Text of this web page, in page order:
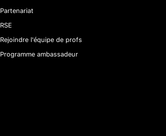
Partenariat
RSE
Rejoindre l'équipe de profs
Programme ambassadeur